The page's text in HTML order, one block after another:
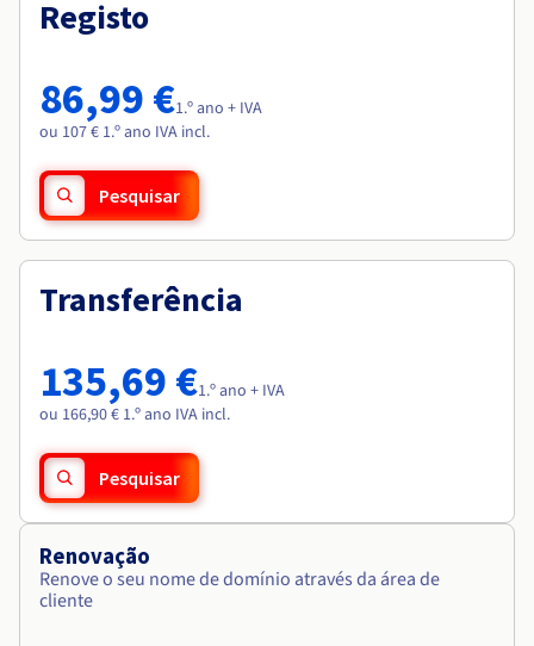
Preços
Roadmap & Changelog
Observabilidade
Roadmap & Changelog
Roadmap & Changelog
Roadmap & Changelog
Roadmap & Changelog
Registo
86,99 €1.º ano + IVA
ou 107 € 1.º ano IVA incl.
Pesquisar
Transferência
135,69 €1.º ano + IVA
ou 166,90 € 1.º ano IVA incl.
Pesquisar
Renovação
Renove o seu nome de domínio através da área de
cliente